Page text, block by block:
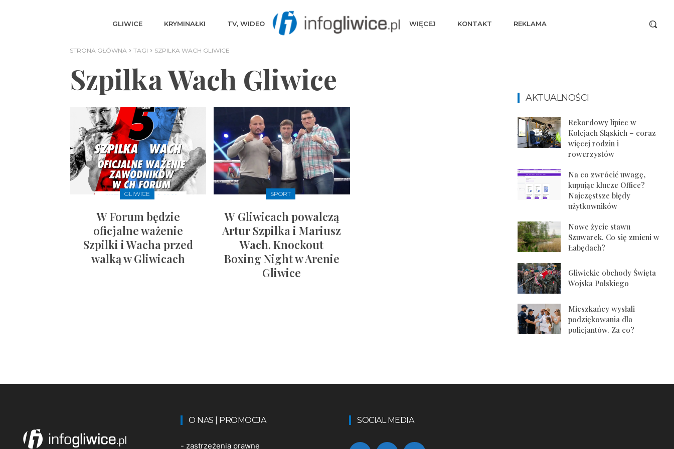
GLIWICE KRYMINAŁKI TV, WIDEO WIĘCEJ KONTAKT REKLAMA
STRONA GŁÓWNA TAGI SZPILKA WACH GLIWICE
Szpilka Wach Gliwice
GLIWICE
W Forum będzie
oficjalne ważenie
Szpilki i Wacha przed
walką w Gliwicach
SPORT
W Gliwicach powalczą
Artur Szpilka i Mariusz
Wach. Knockout
Boxing Night w Arenie
Gliwice
AKTUALNOŚCI
Rekordowy lipiec w
Kolejach Śląskich – coraz
więcej rodzin i
rowerzystów
Na co zwrócić uwagę,
kupując klucze Office?
Najczęstsze błędy
użytkowników
Nowe życie stawu
Szuwarek. Co się zmieni w
Łabędach?
Gliwickie obchody Święta
Wojska Polskiego
Mieszkańcy wysłali
podziękowania dla
policjantów. Za co?
O NAS | PROMOCJA
- zastrzeżenia prawne
SOCIAL MEDIA